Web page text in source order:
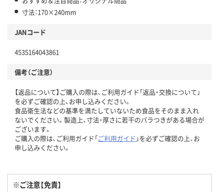
寸法：170×240mm
JANコード
4535164043861
備考（ご注意）
【返品について】ご購入の際は、ご利用ガイド「返品・交換について」
を必ずご確認の上、お申し込みください。
食品衛生法などの基準を満たしていないため食品をそのまま入れ
ないでください。製造上、寸法・厚さに若干のバラつきがある場合が
ございます。
ご購入の際は、ご利用ガイド「ご利用ガイド 」を必ずご確認の上、お
申し込みください。
※ご注意【免責】